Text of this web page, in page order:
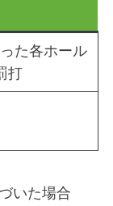
た各ホール
打
いた場合